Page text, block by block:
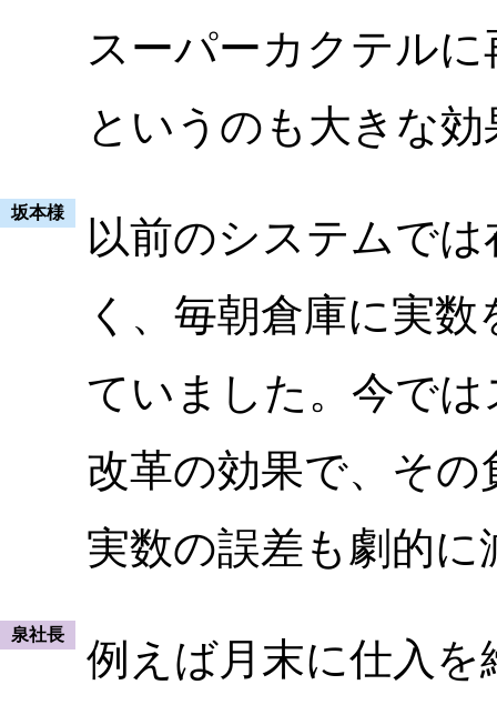
スーパーカクテル
というのも大きな
坂本様
以前のシステムで
く、毎朝倉庫に実
ていました。今で
改革の効果で、そ
実数の誤差も劇的に
泉社長
例えば月末に仕入